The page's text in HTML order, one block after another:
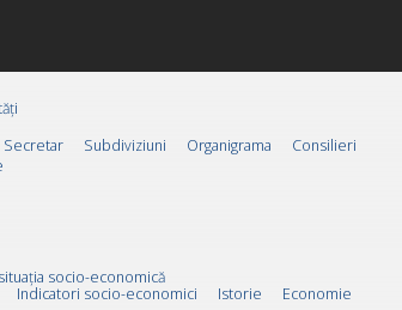
Secretar Subdiviziuni Organigrama
Consilieri
socio-economică
Indicatori socio-economici Istorie
Economie